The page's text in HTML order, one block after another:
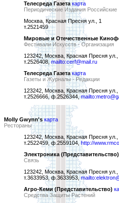
Телесреда Газета карта
Периодические Издания Российские
Москва, Красная Пресня ул., 1
т.2521459
Мировые и Отечественные
Фестивали Искусств - Организация
123242, Москва, Красная Пресня ул.,
т.2526408,mailto:cerf@mail.ru
Телесреда Газета карта
Газеты и Журналы - Редакции
123242, Москва, Красная Пресня ул.,
т.2526666, ф.2526344,
Molly Gwynn's карта
Рестораны
123242, Москва, Красная Пресня ул.,
т.2522459, ф.2559104,http://
Электроника (Представительство)
Связь
123242, Москва, Красная Пресня
т.3633953, ф.3633953,
Агро-Кеми (Представительство)
Средства Защиты Растений